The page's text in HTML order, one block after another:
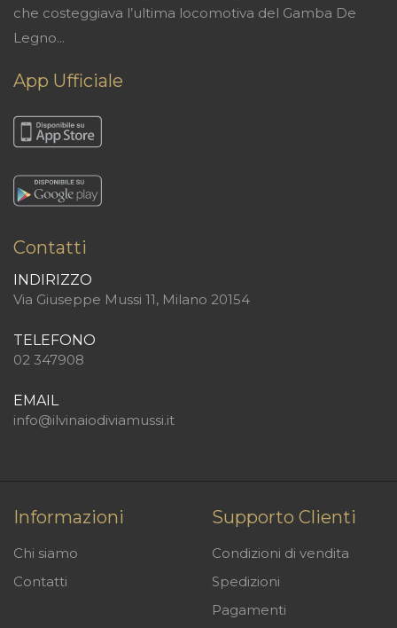
che costeggiava l’ultima locomotiva del Gamba De
Legno...
App Ufficiale
Contatti
INDIRIZZO
Via Giuseppe Mussi 11, Milano 20154
TELEFONO
02 347908
EMAIL
info@ilvinaiodiviamussi.it
Informazioni
Chi siamo
Contatti
Supporto Clienti
Condizioni di vendita
Spedizioni
Pagamenti